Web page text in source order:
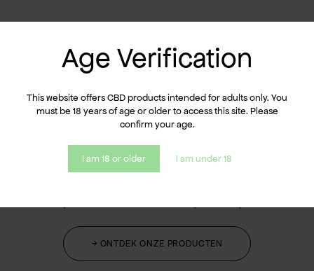
Age Verification
This website offers CBD products intended for adults only. You
must be 18 years of age or older to access this site. Please
confirm your age.
I am 18 or older I am under 18
Wil je ØYL eens
proberen?
→ ONTDEK ONZE PRODUCTEN